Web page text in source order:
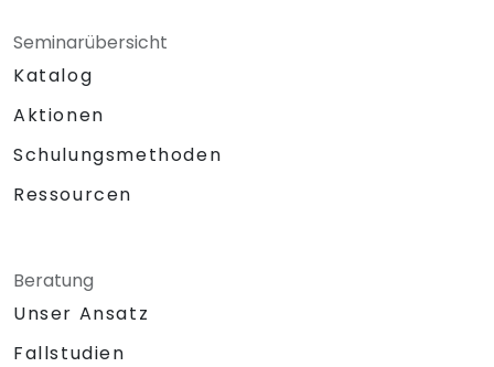
Seminarübersicht
Katalog
Aktionen
Schulungsmethoden
Ressourcen
Beratung
Unser Ansatz
Fallstudien